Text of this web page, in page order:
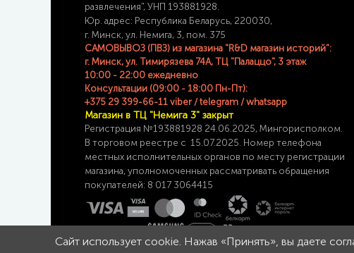
развлечения", УНП 193881928.
Юр. адрес: Республика Беларусь, 220030,
г. Минск, ул. Немига, 3, пом. 375
САМОВЫВОЗ (ПВЗ) из магазина "R&D магазин историй":
г. Минск, ул. Тимирязева 74A, ТЦ "Палаццо", 3 этаж
10:00 - 22:00 ежедневно
Консультации (09:00 - 18:00 Пн-Пт):
+375 29 399-66-11 viber / telegram / whatsapp
Магазин в ТЦ "Немига 3" закрыт
Регистрация №193881928 24 .06.2025, Мингорисполком.
В торговом реестре с 15.07.2025. Номер телефона
местных исполнительных органов по месту регистрации
магазина,уполномоченных рассматривать обращения
покупателей: 8 017 3064415
Сайт использует cookie. Нажав «Принять», вы даете